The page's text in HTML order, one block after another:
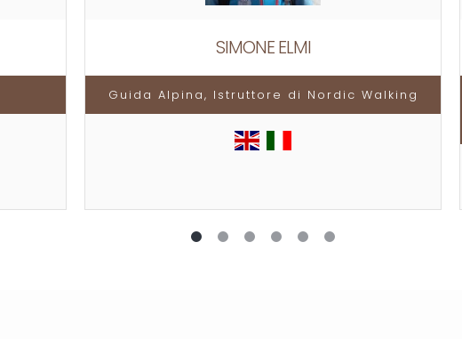
SIMONE ELMI
Guida Alpina, Istruttore di Nordic Walking